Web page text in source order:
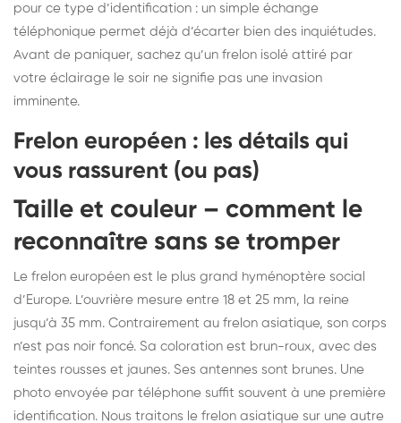
pour ce type d’identification : un simple échange
téléphonique permet déjà d’écarter bien des inquiétudes.
Avant de paniquer, sachez qu’un frelon isolé attiré par
votre éclairage le soir ne signifie pas une invasion
imminente.
Frelon européen : les détails qui
vous rassurent (ou pas)
Taille et couleur – comment le
reconnaître sans se tromper
Le frelon européen est le plus grand hyménoptère social
d’Europe. L’ouvrière mesure entre 18 et 25 mm, la reine
jusqu’à 35 mm. Contrairement au frelon asiatique, son corps
n’est pas noir foncé. Sa coloration est brun-roux, avec des
teintes rousses et jaunes. Ses antennes sont brunes. Une
photo envoyée par téléphone suffit souvent à une première
identification. Nous traitons le frelon asiatique sur une autre